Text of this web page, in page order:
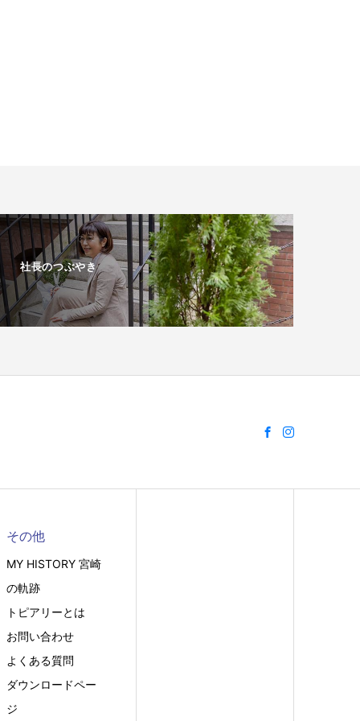
社長のつぶやき
その他
MY HISTORY 宮崎
の軌跡
トピアリーとは
お問い合わせ
よくある質問
ダウンロードペー
ジ